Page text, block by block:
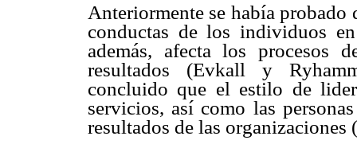
Anteriormente se había
conductas de los individuos
además, afecta los
resultados (Evkall y
concluido que el estilo de
servicios, así como las
resultados de las organizaciones